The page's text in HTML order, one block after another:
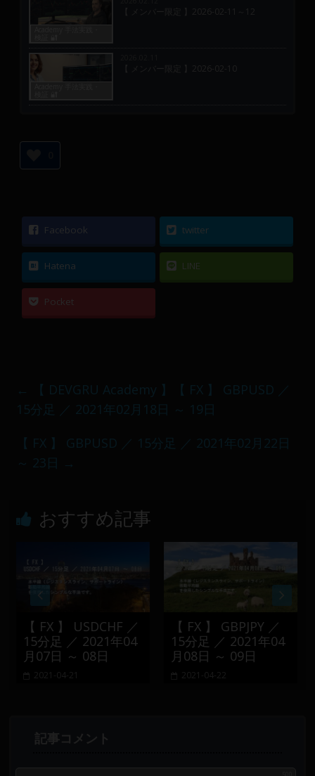
【 メンバー限定 】2026-02-11～12
【 メンバー限定 】2026-02-10
Facebook twitter
Hatena LINE
Pocket
←
【 DEVGRU Academy 】【 FX 】 GBPUSD ／
15分足 ／ 2021年02月18日 ～ 19日
【 FX 】 GBPUSD ／ 15分足 ／ 2021年02月22日
～ 23日
→
おすすめ記事
【 FX 】 USDCHF ／
15分足 ／ 2021年04
月07日 ～ 08日
2021-04-21
【 FX 】 GBPJPY ／
15分足 ／ 2021年04
月08日 ～ 09日
2021-04-22